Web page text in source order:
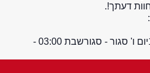
דעתך!.
יום ו' סגור - סגור
שבת 03:00 -